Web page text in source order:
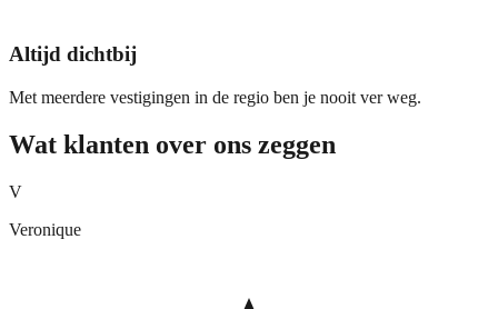
Altijd dichtbij
Met meerdere vestigingen in de regio ben je nooit ver weg.
Wat klanten over ons zeggen
V
Veronique